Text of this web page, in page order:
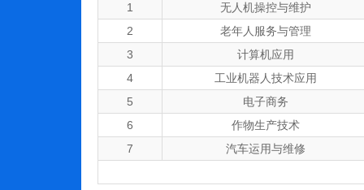
1
无人机操控与维护
2
老年人服务与管理
3
计算机应用
4
工业机器人技术应用
5
电子商务
6
作物生产技术
7
汽车运用与维修